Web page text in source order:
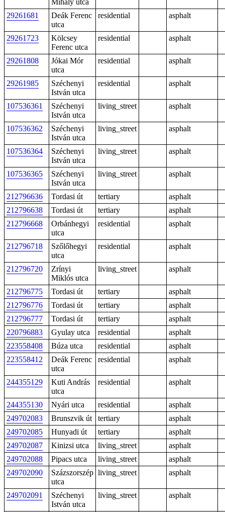
Mihály utca
29261681
Deák Ferenc
utca
residential asphalt
29261723
Kölcsey
Ferenc utca
residential asphalt
29261808
Jókai Mór
utca
residential asphalt
29261985
Széchenyi
István utca
residential asphalt
107536361
Széchenyi
István utca
living_street asphalt
107536362
Széchenyi
István utca
living_street asphalt
107536364
Széchenyi
István utca
living_street asphalt
107536365
Széchenyi
István utca
living_street asphalt
212796636 Tordasi út tertiary
asphalt
212796638
Tordasi út tertiary
asphalt
212796668
Orbánhegyi
utca
residential asphalt
212796718
Szőlőhegyi
utca
residential asphalt
212796720
Zrínyi
Miklós utca
living_street asphalt
212796775 Tordasi út tertiary
asphalt
212796776
Tordasi út tertiary
asphalt
212796777
Tordasi út tertiary
asphalt
220796883
Gyulay utca residential
asphalt
223558408
Búza utca residential
asphalt
223558412
Deák Ferenc
utca
residential asphalt
244355129
Kuti András
utca
residential asphalt
244355130 Nyári utca residential
asphalt
249702083
Brunszvik út tertiary
asphalt
249702085
Hunyadi út tertiary
asphalt
249702087
Kinizsi utca living_street
asphalt
249702088
Pipacs utca living_street
asphalt
249702090
Százszorszép
utca
living_street asphalt
249702091
Széchenyi
István utca
living_street asphalt